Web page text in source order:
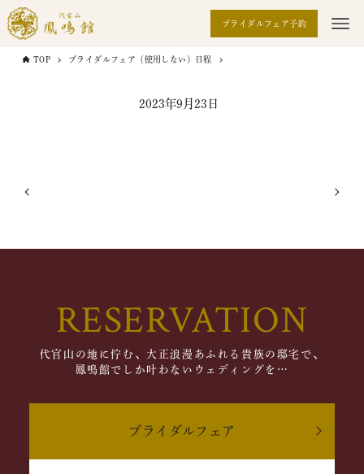
ブライダルフェア予約
TOP ブライダルフェア（使用しない）日程
2023年9月23日
RESERVATION
代官山の地に佇む、大正浪漫あふれる貴族の邸宅で、
鳳鳴館でしか叶わないウェディングを…
ブライダルフェア